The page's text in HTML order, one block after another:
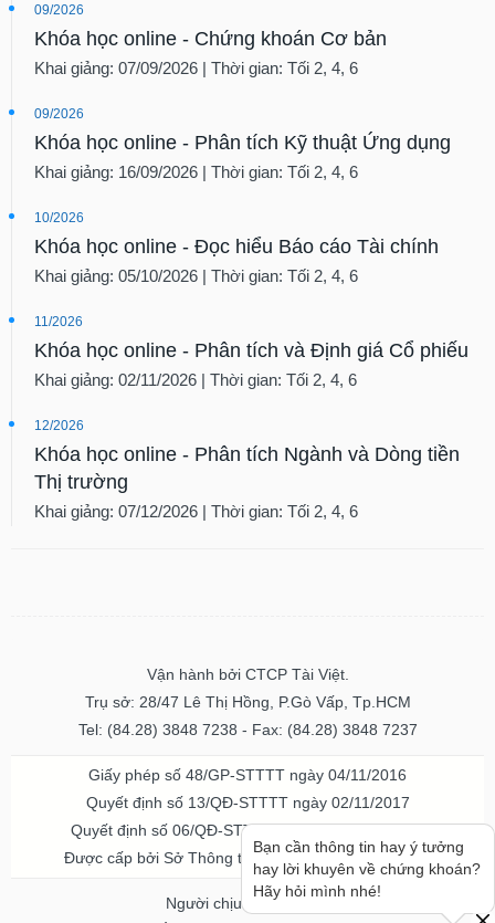
09/2026
Khóa học online - Chứng khoán Cơ bản
Khai giảng: 07/09/2026 | Thời gian: Tối 2, 4, 6
09/2026
Khóa học online - Phân tích Kỹ thuật Ứng dụng
Khai giảng: 16/09/2026 | Thời gian: Tối 2, 4, 6
10/2026
Khóa học online - Đọc hiểu Báo cáo Tài chính
Khai giảng: 05/10/2026 | Thời gian: Tối 2, 4, 6
11/2026
Khóa học online - Phân tích và Định giá Cổ phiếu
Khai giảng: 02/11/2026 | Thời gian: Tối 2, 4, 6
12/2026
Khóa học online - Phân tích Ngành và Dòng tiền
Thị trường
Khai giảng: 07/12/2026 | Thời gian: Tối 2, 4, 6
Vận hành bởi CTCP Tài Việt.
Trụ sở: 28/47 Lê Thị Hồng, P.Gò Vấp, Tp.HCM
Tel: (84.28) 3848 7238 - Fax: (84.28) 3848 7237
Giấy phép số 48/GP-STTTT ngày 04/11/2016
Quyết định số 13/QĐ-STTTT ngày 02/11/2017
Quyết định số 06/QĐ-STTTT-ICP ngày 20/07/2023
Được cấp bởi Sở Thông tin và Truyền thông TPHCM
Người chịu trách nhiệm
Bạn cần thông tin hay ý tưởng
hay lời khuyên về chứng khoán?
Hãy hỏi mình nhé!